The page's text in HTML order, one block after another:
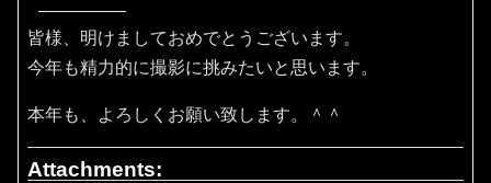
皆様、明けましておめでとうございます。
今年も精力的に撮影に挑みたいと思います。
本年も、よろしくお願い致します。＾＾
Attachments: